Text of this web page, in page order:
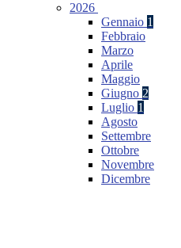
2026
Gennaio 1
Febbraio
Marzo
Aprile
Maggio
Giugno 2
Luglio 1
Agosto
Settembre
Ottobre
Novembre
Dicembre